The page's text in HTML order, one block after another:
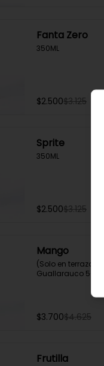
Fanta Zero
350ML
$2.500$3.125
Sprite
350ML
$2.500$3.125
Mango
(Solo en
Guallarauco 500
$3.700$4.625
Frutilla